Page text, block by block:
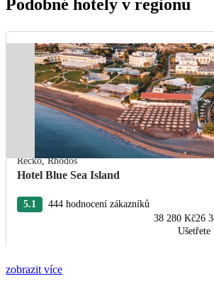
Podobné hotely v regionu
Řecko,Rhodos
Hotel Blue Sea Island
5.1
444 hodnocení zákazníků
38 280 Kč26
Ušetřete
zobrazit více